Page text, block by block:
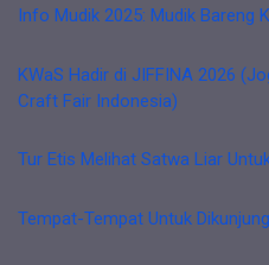
Info Mudik 2025: Mudik Bareng
KWaS Hadir di JIFFINA 2026
Craft Fair Indonesia)
Tur Etis Melihat Satwa Liar
Tempat-Tempat Untuk